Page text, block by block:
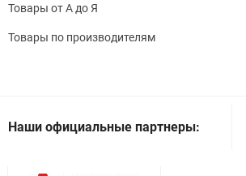
Товары от А до Я
Товары по производителям
Наши официальные партнеры: